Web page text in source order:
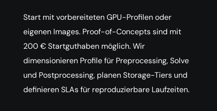
Start mit vorbereiteten GPU-Profilen oder
eigenen Images. Proof-of-Concepts sind mit
200 € Startguthaben möglich. Wir
dimensionieren Profile für Preprocessing, Solve
und Postprocessing, planen Storage-Tiers und
definieren SLAs für reproduzierbare Laufzeiten.